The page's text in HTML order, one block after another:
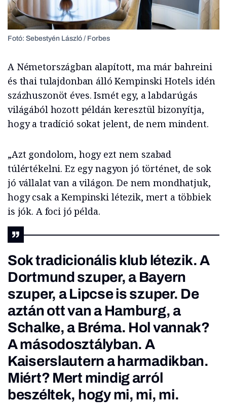
Fotó: Sebestyén László / Forbes
A Németországban alapított, ma már bahreini
és thai tulajdonban álló Kempinski Hotels idén
százhuszonöt éves. Ismét egy, a labdarúgás
világából hozott példán keresztül bizonyítja,
hogy a tradíció sokat jelent, de nem mindent.
„Azt gondolom, hogy ezt nem szabad
túlértékelni. Ez egy nagyon jó történet, de sok
jó vállalat van a világon. De nem mondhatjuk,
hogy csak a Kempinski létezik, mert a többiek
is jók. A foci jó példa.
Sok tradicionális klub létezik. A
Dortmund szuper, a Bayern
szuper, a Lipcse is szuper. De
aztán ott van a Hamburg, a
Schalke, a Bréma. Hol vannak?
A másodosztályban. A
Kaiserslautern a harmadikban.
Miért? Mert mindig arról
beszéltek, hogy mi, mi, mi.